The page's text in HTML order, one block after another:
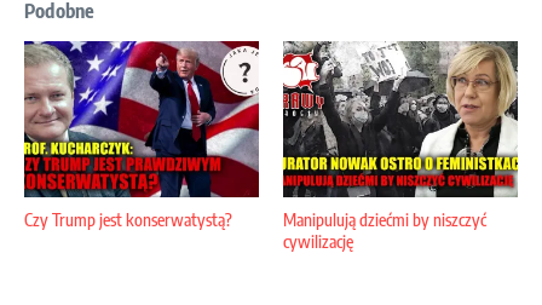
Podobne
Czy Trump jest konserwatystą?
Manipulują dziećmi by niszczyć
cywilizację